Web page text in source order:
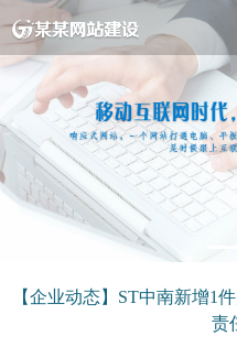
【企业动态】ST中南新增1
责